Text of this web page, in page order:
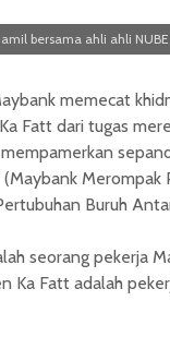
bersama ahli ahli
memecat
Fatt dari tugas
Merompak
Buruh
seorang pekerja
Ka Fatt adalah